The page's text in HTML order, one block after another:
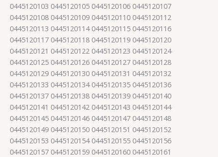
0445120103 0445120105 0445120106 0445120107
0445120108 0445120109 0445120110 0445120112
0445120113 0445120114 0445120115 0445120116
0445120117 0445120118 0445120119 0445120120
0445120121 0445120122 0445120123 0445120124
0445120125 0445120126 0445120127 0445120128
0445120129 0445120130 0445120131 0445120132
0445120133 0445120134 0445120135 0445120136
0445120137 0445120138 0445120139 0445120140
0445120141 0445120142 0445120143 0445120144
0445120145 0445120146 0445120147 0445120148
0445120149 0445120150 0445120151 0445120152
0445120153 0445120154 0445120155 0445120156
0445120157 0445120159 0445120160 0445120161